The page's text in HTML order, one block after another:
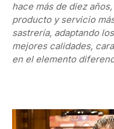
hace más de diez
producto y servicio
sastrería, adaptando
mejores calidades,
en el elemento